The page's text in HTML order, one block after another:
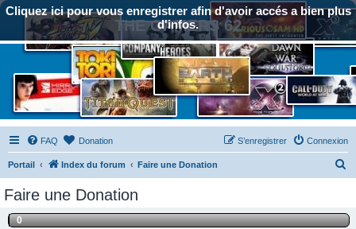
Cliquez ici pour vous enregistrer afin d'avoir accés a bien plus
d'infos.
THE GAMERS 62
FAQ Donation Connexion
S’enregistrer
Portail Index du forum Faire une Donation
h
Faire une Donation
0